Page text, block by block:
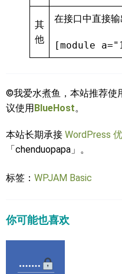
其
他
在接口中直接
[module
©我爱水煮鱼，本站推荐使
议使用BlueHost。
本站长期承接 WordPress
「chenduopapa」。
标签： WPJAM Basic
你可能也喜欢